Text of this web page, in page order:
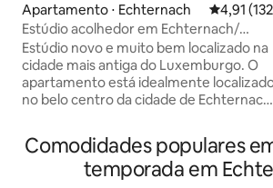
Apartamento ⋅ Echternach 4,91 de
4,91
Estúdio acolhedor em Echternach/
Basílica
Estúdio novo e muito bem localizado na
cidade mais antiga do Luxemburgo. O
apartamento está idealmente
no belo centro da cidade de Echternach,
você pode começar o "Trilha Müllerthal",
ir ao centro de informações turísticas, à
padaria ou ao supermercado. A rua
Comodidades populares
temporada em